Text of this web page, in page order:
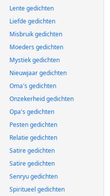
Lente gedichten
Liefde gedichten
Misbruik gedichten
Moeders gedichten
Mystiek gedichten
Nieuwjaar gedichten
Oma's gedichten
Onzekerheid gedichten
Opa's gedichten
Pesten gedichten
Relatie gedichten
Satire gedichten
Satire gedichten
Senryu gedichten
Spiritueel gedichten